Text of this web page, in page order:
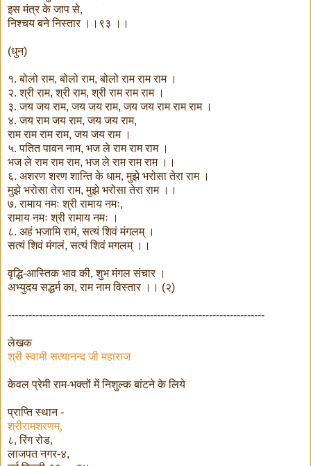
इस मंत्र के जाप से,
निश्चय बने निस्तार ।।९३ ।।
(धुन)
१. बोलो राम, बोलो राम, बोलो राम राम राम ।
२. श्री राम, श्री राम, श्री राम राम राम ।
३. जय जय राम, जय जय राम, जय जय राम राम राम ।
४. जय राम जय राम, जय जय राम,
राम राम राम राम, जय जय राम ।
५. पतित पावन नाम, भज ले राम राम राम ।
भज ले राम राम राम, भज ले राम राम राम ।।
६. अशरण शरण शान्ति के धाम, मुझे भरोसा तेरा राम ।
मुझे भरोसा तेरा राम, मुझे भरोसा तेरा राम ।।
७. रामाय नमः श्री रामाय नमः,
रामाय नमः श्री रामाय नमः ।
८. अहं भजामि रामं, सत्यं शिवं मंगलम् ।
सत्यं शिवं मंगलं, सत्यं शिवं मगलम् ।।
वृद्धि-आस्तिक भाव की, शुभ मंगल संचार ।
अभ्युदय सद्धर्म का, राम नाम विस्तार ।। (२)
--------------------------------------------------------------------------
लेखक
श्री स्वामी सत्यानन्द जी महाराज
केवल प्रेमी राम-भक्तों में निशुल्क बांटने के लिये
प्राप्ति स्थान -
श्रीरामशरणम्,
८, रिंग रोड,
लाजपत नगर-४,